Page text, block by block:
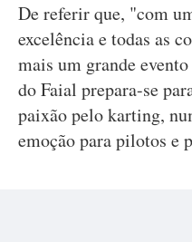
De referir que, "com
excelência e todas as
mais um grande
do Faial prepara-se
paixão pelo karting,
emoção para pilotos e